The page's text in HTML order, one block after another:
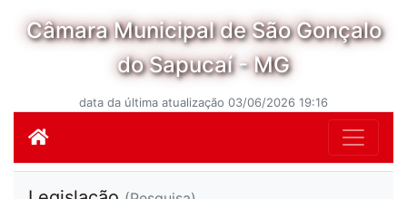
Câmara Municipal de São Gonçalo
do Sapucaí - MG
data da última atualização 03/06/2026 19:16